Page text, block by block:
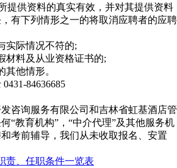
供资料的真实有效，并对其提供资料
有下列情形之一的将取消应聘者的应聘
际情况不符的;
料及从业资格证书的;
他情形。
84636685
询服务有限公司和吉林省虹基酒店管
“教育机构”，“中介代理”及其他服务机
考前辅导，我们从未收取报名、安置
责、任职条件一览表